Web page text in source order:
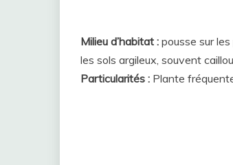
Milieu d’habitat : pousse sur
les sols argileux, souvent
Particularités : Plante